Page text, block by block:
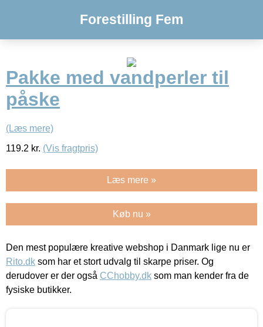
Forestilling Fem
Pakke med vandperler til
påske
(Læs mere)
119.2 kr. (Vis fragtpris)
Læs mere »
Køb nu »
Den mest populære kreative webshop i Danmark lige nu er
Rito.dk som har et stort udvalg til skarpe priser. Og
derudover er der også CChobby.dk som man kender fra de
fysiske butikker.